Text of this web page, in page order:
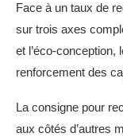
Face à un taux de
sur trois axes
et l’éco-conception,
renforcement des
La consigne pour
aux côtés d’autres